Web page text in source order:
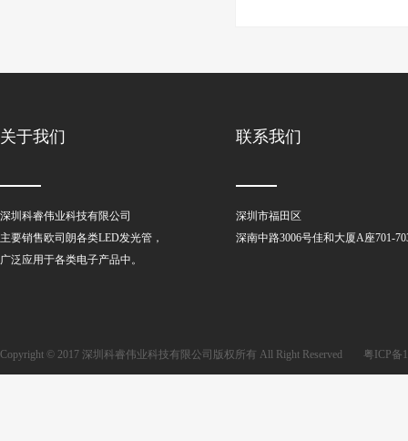
关于我们
深圳科睿伟业科技有限公司
主要销售欧司朗各类LED发光管，
广泛应用于各类电子产品中。
联系我们
深圳市福田区
深南中路3006号佳和大厦A座701-
Copyright © 2017 深圳科睿伟业科技有限公司版权所有 All Right Reserved 粤ICP备